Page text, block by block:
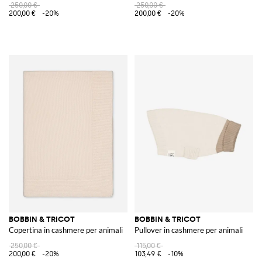
250,00 €
200,00 €
-20%
250,00 €
200,00 €
-20%
BOBBIN & TRICOT
Copertina in cashmere per animali
250,00 €
200,00 €
-20%
BOBBIN & TRICOT
Pullover in cashmere per animali
115,00 €
103,49 €
-10%